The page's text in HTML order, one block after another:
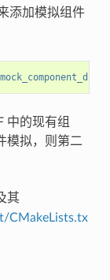
添加模拟组件
中的现有组
模拟，则第二
其
CMakeLists.tx